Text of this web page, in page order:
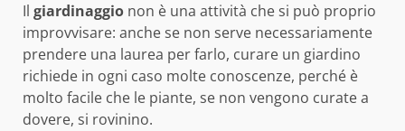
Il giardinaggio non è una attività che si può proprio
improvvisare: anche se non serve necessariamente
prendere una laurea per farlo, curare un giardino
richiede in ogni caso molte conoscenze, perché è
molto facile che le piante, se non vengono curate a
dovere, si rovinino.